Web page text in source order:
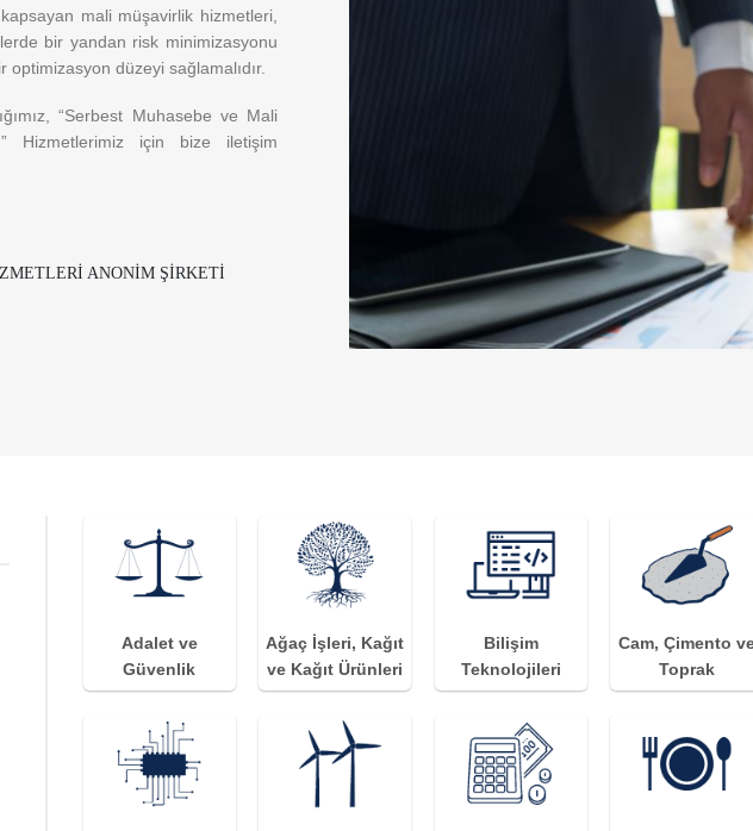
mali müşavirlik hizmetleri,
bir yandan risk minimizasyonu
düzeyi sağlamalıdır.
“Serbest Muhasebe ve Mali
Hizmetlerimiz için bize iletişim
ANONİM ŞİRKETİ
Adalet ve
Güvenlik
Ağaç İşleri, Kağıt
ve Kağıt Ürünleri
Bilişim
Teknolojileri
Cam, Çimento
Toprak